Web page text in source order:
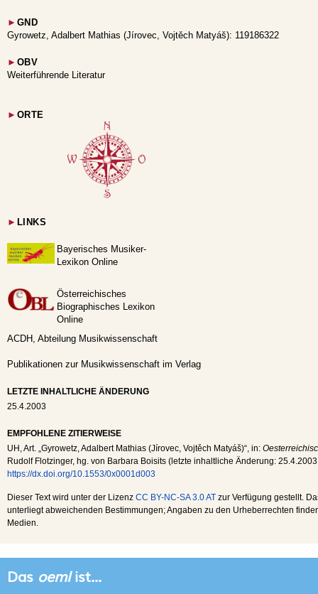
► GND
Gyrowetz, Adalbert Mathias (Jírovec, Vojtěch Matyáš): 119186322
► OBV
Weiterführende Literatur
► ORTE
► LINKS
Bayerisches Musiker-
Lexikon Online
Österreichisches
Biographisches Lexikon
Online
ACDH, Abteilung Musikwissenschaft
Publikationen zur Musikwissenschaft im Verlag
LETZTE INHALTLICHE ÄNDERUNG
25.4.2003
EMPFOHLENE ZITIERWEISE
UH , Art. „Gyrowetz, Adalbert Mathias (Jírovec, Vojtěch Matyáš)“, in:
Rudolf Flotzinger, hg. von Barbara Boisits (letzte inhaltliche Änderung: 25.4.2003
https://dx.doi.org/10.1553/0x0001d003
Dieser Text wird unter der Lizenz CC BY-NC-SA 3.0 AT zur Verfügung gestellt.
unterliegt abweichenden Bestimmungen; Angaben zu den Urheberrechten
Medien.
Das oemlist...